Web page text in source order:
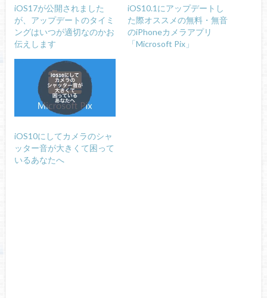
iOS17が公開されました
が、アップデートのタイミ
ングはいつが適切なのかお
伝えします
iOS10.1にアップデートし
た際オススメの無料・無音
のiPhoneカメラアプリ
「Microsoft Pix」
iOS10にしてカメラのシャ
ッター音が大きくて困って
いるあなたへ